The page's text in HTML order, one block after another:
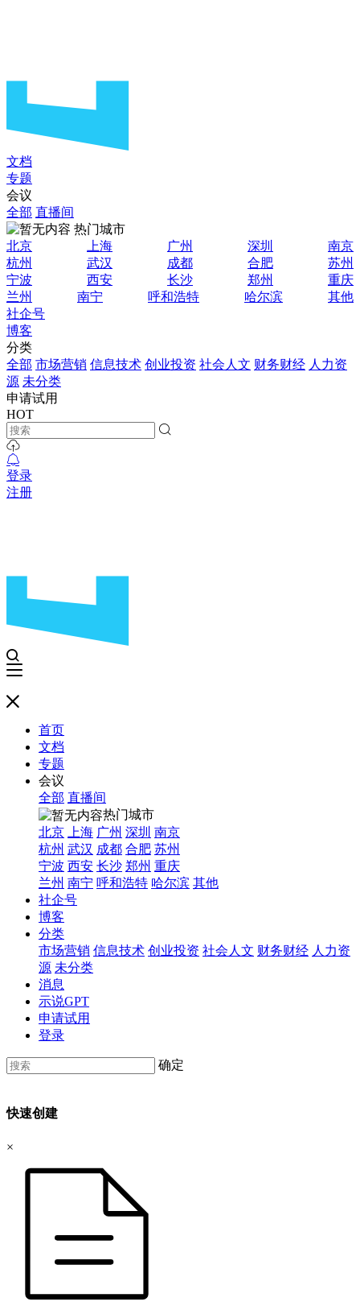
文档
专题
会议
全部 直播间
热门城市
北京
上海 广州 深圳
南京
杭州
武汉 成都 合肥
苏州
宁波
西安 长沙 郑州
重庆
兰州
南宁 呼和浩特 哈尔滨
其他
社企号
博客
分类
全部 市场营销 信息技术 创业投资 社会人文 财务财经 人力资
源 未分类
申请试用
HOT
登录
注册
首页
文档
专题
会议
全部 直播间
热门城市
北京
上海 广州 深圳 南京
杭州 武汉 成都 合肥 苏州
宁波 西安 长沙 郑州 重庆
兰州 南宁 呼和浩特 哈尔滨 其他
社企号
博客
分类
市场营销 信息技术 创业投资 社会人文 财务财经 人力资
源 未分类
消息
示说GPT
申请试用
登录
确定
快速创建
×